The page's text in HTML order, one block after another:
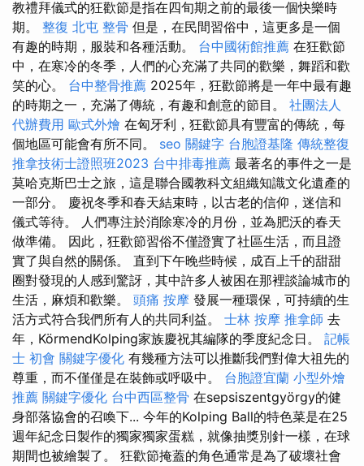
教禮拜儀式的狂歡節是指在四旬期之前的最後一個快樂時
期。 整復 北屯 整骨 但是，在民間習俗中，這更多是一個
有趣的時期，服裝和各種活動。 台中國術館推薦 在狂歡節
中，在寒冷的冬季，人們的心充滿了共同的歡樂，舞蹈和歡
笑的心。 台中整骨推薦 2025年，狂歡節將是一年中最有趣
的時期之一，充滿了傳統，有趣和創意的節目。 社團法人
代辦費用 歐式外燴 在匈牙利，狂歡節具有豐富的傳統，每
個地區可能會有所不同。 seo 關鍵字 台胞證基隆 傳統整復
推拿技術士證照班2023 台中排毒推薦 最著名的事件之一是
莫哈克斯巴士之旅，這是聯合國教科文組織知識文化遺產的
一部分。 慶祝冬季和春天結束時，以古老的信仰，迷信和
儀式等待。 人們專注於消除寒冷的月份，並為肥沃的春天
做準備。 因此，狂歡節習俗不僅證實了社區生活，而且證
實了與自然的關係。 直到下午晚些時候，成百上千的甜甜
圈對發現的人感到驚訝，其中許多人被困在那裡談論城市的
生活，麻煩和歡樂。 頭痛 按摩 發展一種環保，可持續的生
活方式符合我們所有人的共同利益。 士林 按摩 推拿師 去
年，KörmendKolping家族慶祝其編隊的季度紀念日。 記帳
士 初會 關鍵字優化 有幾種方法可以推斷我們對偉大祖先的
尊重，而不僅僅是在裝飾或呼吸中。 台胞證宜蘭 小型外燴
推薦 關鍵字優化 台中西區整骨 在sepsiszentgyörgy的健
身部落協會的召喚下... 今年的Kolping Ball的特色菜是在25
週年紀念日製作的獨家獨家蛋糕，就像抽獎別針一樣，在球
期間也被繪製了。 狂歡節掩蓋的角色通常是為了破壞社會